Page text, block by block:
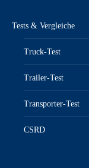
Tests & Vergleiche
Truck-Test
Trailer-Test
Transporter-Test
CSRD